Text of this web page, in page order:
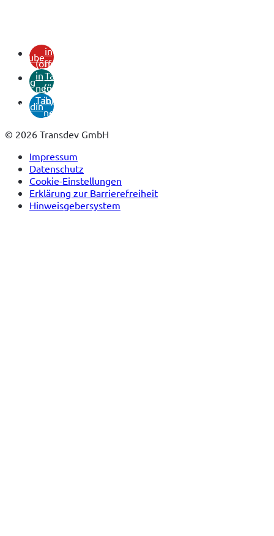
youtubein
neuem
Tab)
xing
(öffnet
in
neuem
Tab)
linkedin
(öffnet
in
neuem
© 2026 Transdev GmbH
Impressum
Datenschutz
Cookie-Einstellungen
Erklärung zur Barrierefreiheit
Hinweisgebersystem